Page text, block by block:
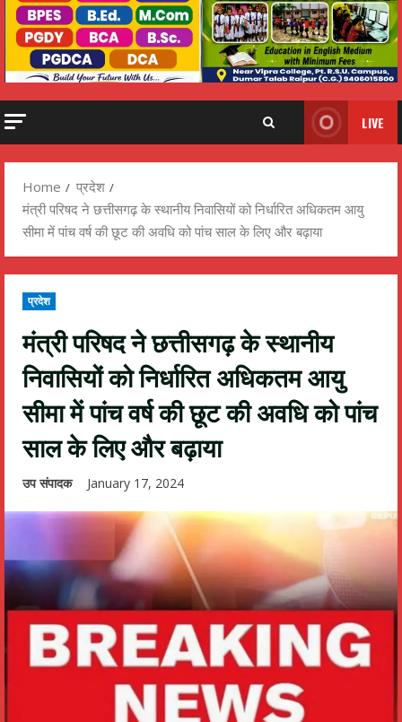
LIVE
Home
प्रदेश
मंत्री परिषद ने छत्तीसगढ़ के स्थानीय निवासियों को निर्धारित अधिकतम आयु
सीमा में पांच वर्ष की छूट की अवधि को पांच साल के लिए और बढ़ाया
प्रदेश
मंत्री परिषद ने छत्तीसगढ़ के स्थानीय
निवासियों को निर्धारित अधिकतम आयु
सीमा में पांच वर्ष की छूट की अवधि को पांच
साल के लिए और बढ़ाया
उप संपादक January 17, 2024